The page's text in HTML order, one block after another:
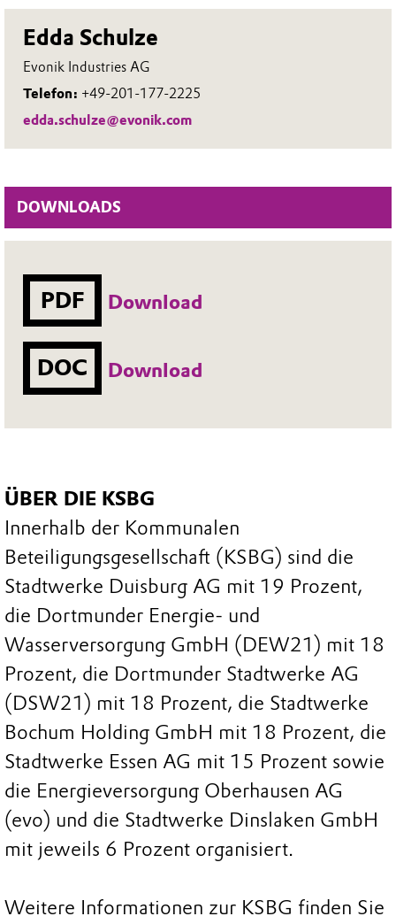
Edda Schulze
Evonik Industries AG
Telefon: +49-201-177-2225
edda.schulze@evonik.com
DOWNLOADS
PDF Download
DOC Download
ÜBER DIE KSBG
Innerhalb der Kommunalen
Beteiligungsgesellschaft (KSBG) sind die
Stadtwerke Duisburg AG mit 19 Prozent,
die Dortmunder Energie- und
Wasserversorgung GmbH (DEW21) mit 18
Prozent, die Dortmunder Stadtwerke AG
(DSW21) mit 18 Prozent, die Stadtwerke
Bochum Holding GmbH mit 18 Prozent, die
Stadtwerke Essen AG mit 15 Prozent sowie
die Energieversorgung Oberhausen AG
(evo) und die Stadtwerke Dinslaken GmbH
mit jeweils 6 Prozent organisiert.
Weitere Informationen zur KSBG finden Sie